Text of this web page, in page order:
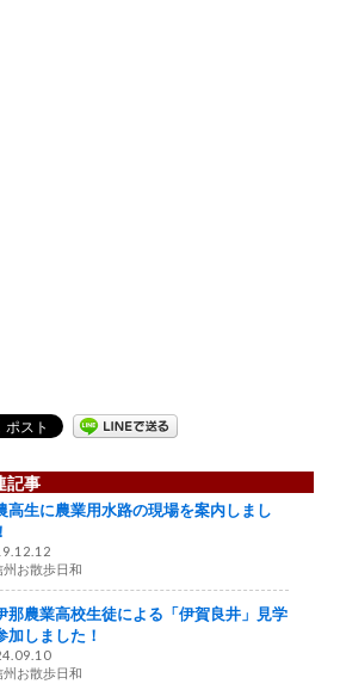
記事
高生に農業用水路の現場を案内しまし
州お散歩日和
那農業高校生徒による「伊賀良井」見学
加しました！
州お散歩日和